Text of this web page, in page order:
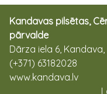
Kandavas pilsētas,
pārvalde
Dārza iela 6,
(+371) 63182028
www.kandava.lv